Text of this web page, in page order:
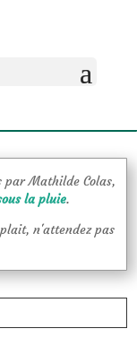
par Mathilde Colas,
la pluie.
n'attendez pas